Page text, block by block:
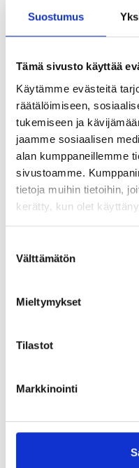
Suostumus
Tämä sivusto käyttää
Käytämme evästeitä
räätälöimiseen,
tukemiseen ja
jaamme sosiaalisen
alan kumppaneillemme
sivustoamme.
tietoja muihin tietoihin,
kerätty, kun olet
valinta
Välttämätön
Mieltymykset
Tilastot
Markkinointi
5.3.2026
31.10.2025
Pretec Finland mukana
10.9.2025